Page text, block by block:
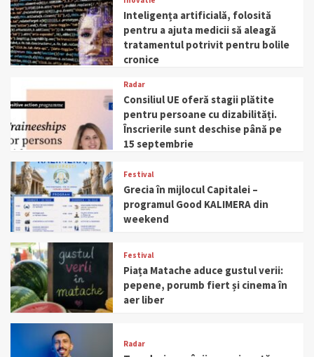
Inteligența artificială, folosită
pentru a ajuta medicii să aleagă
tratamentul potrivit pentru bolile
cronice
Radar
Consiliul UE oferă stagii plătite
pentru persoane cu dizabilități.
Înscrierile sunt deschise până pe
15 septembrie
Festival
Grecia în mijlocul Capitalei –
programul Good KALIMERA din
weekend
Festival
Piața Matache aduce gustul verii:
pepene, porumb fiert și cinema în
aer liber
Radar